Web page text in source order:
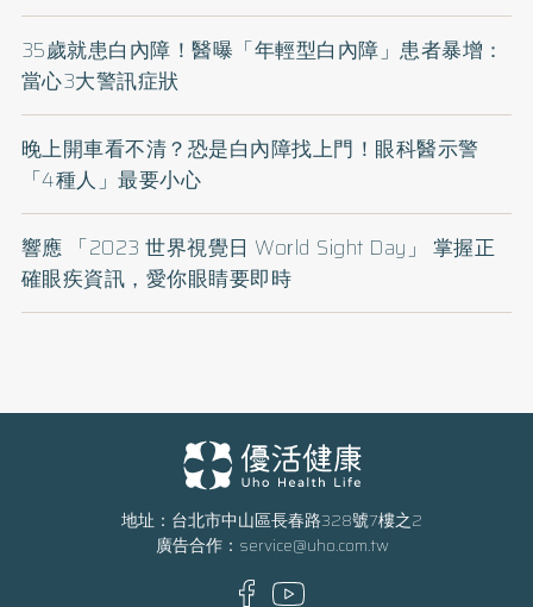
35歲就患白內障！醫曝「年輕型白內障」患者暴增：
當心3大警訊症狀
晚上開車看不清？恐是白內障找上門！眼科醫示警
「4種人」最要小心
響應 「2023 世界視覺日 World Sight Day」 掌握正
確眼疾資訊，愛你眼睛要即時
地址：台北市中山區長春路328號7樓之2
廣告合作： service@uho.com.tw